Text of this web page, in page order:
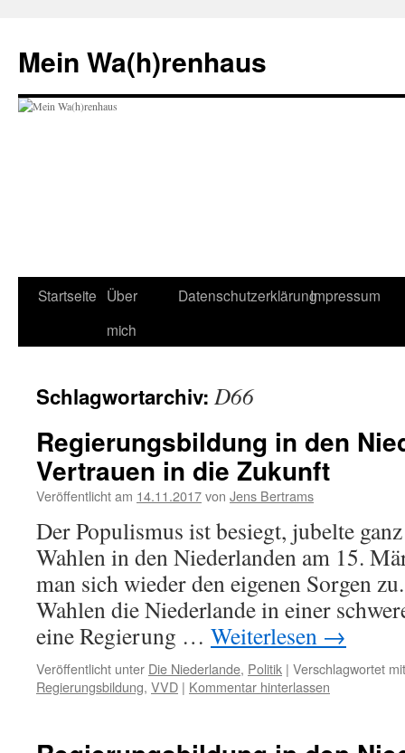
springen
Mein Wa(h)renhaus
Startseite Über
mich
DatenschutzerklärungImpressum
Schlagwortarchiv: D66
Regierungsbildung in den
Vertrauen in die Zukunft
Veröffentlicht am 14.11.2017von Jens Bertrams
Der Populismus ist besiegt, jubelte
Wahlen in den Niederlanden am 15.
man sich wieder den eigenen Sorgen
Wahlen die Niederlande in einer
eine Regierung … Weiterlesen →
Veröffentlicht unter Die Niederlande, Politik | Verschlagwortet mit
Regierungsbildung, VVD | Kommentar hinterlassen